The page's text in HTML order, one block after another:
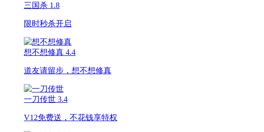
三国杀 1.8
限时秒杀开启
想不想修真 4.4
道友请留步，想不想修真
一刀传世 3.4
V12免费送，不花钱享特权